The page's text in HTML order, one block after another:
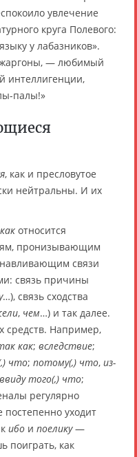
увлечение
круга Полевого:
у лабазников».
жаргоны, — любимый
интеллигенции,
палы!»
, как и пресловутое
нейтральны. И их
относится
пронизывающим
связи
связь причины
…), связь сходства
, чем…) и так далее.
средств. Например,
как; вследствие;
что; потому(,) что, из-
ввиду того(,) что;
регулярно
постепенно уходит
ибо и поелику—
поиграть, как